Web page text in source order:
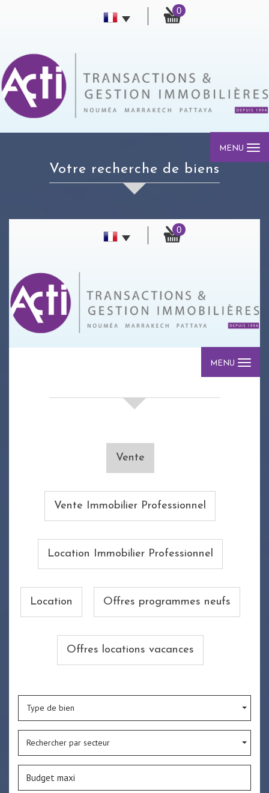
0
MENU
votre recherche de biens
0
MENU
Vente
Vente Immobilier Professionnel
Location Immobilier Professionnel
Location Offres programmes neufs
Offres locations vacances
Type de bien
Rechercher par secteur